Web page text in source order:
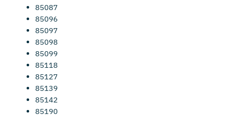
85087
85096
85097
85098
85099
85118
85127
85139
85142
85190